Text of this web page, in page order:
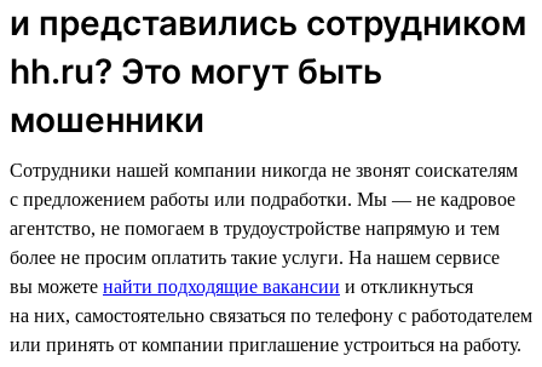
и представились сотрудником
hh.ru? Это могут быть
мошенники
Сотрудники нашей компании никогда не звонят соискателям
с предложением работы или подработки. Мы — не кадровое
агентство, не помогаем в трудоустройстве напрямую и тем
более не просим оплатить такие услуги. На нашем сервисе
вы можете найти подходящие вакансии и откликнуться
на них, самостоятельно связаться по телефону с работодателем
или принять от компании приглашение устроиться на работу.